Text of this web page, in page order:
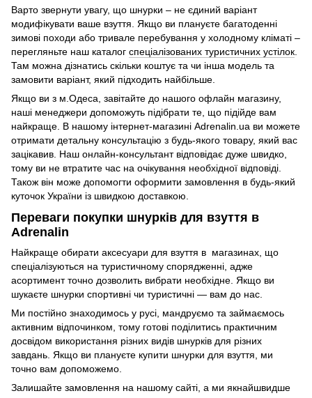
Варто звернути увагу, що шнурки – не єдиний варіант
модифікувати ваше взуття. Якщо ви плануєте багатоденні
зимові походи або тривале перебування у холодному кліматі –
перегляньте наш каталог спеціалізованих туристичних устілок
Там можна дізнатись скільки коштує та чи інша модель та
замовити варіант, який підходить найбільше.
Якщо ви з м.Одеса, завітайте до нашого офлайн магазину,
наші менеджери допоможуть підібрати те, що підійде вам
найкраще. В нашому інтернет-магазині Adrenalin.ua ви можете
отримати детальну консультацію з будь-якого товару, який вас
зацікавив. Наш онлайн-консультант відповідає дуже швидко,
тому ви не втратите час на очікування необхідної відповіді.
Також він може допомогти оформити замовлення в будь-який
куточок України із швидкою доставкою.
Переваги покупки шнурків для взуття в
Adrenalin
Найкраще обирати аксесуари для взуття в магазинах, що
спеціалізуються на туристичному спорядженні, адже
асортимент точно дозволить вибрати необхідне. Якщо ви
шукаєте шнурки спортивні чи туристичні — вам до нас.
Ми постійно знаходимось у русі, мандруємо та займаємось
активним відпочинком, тому готові поділитись практичним
досвідом використання різних видів шнурків для різних
завдань. Якщо ви плануєте купити шнурки для взуття, ми
точно вам допоможемо.
Залишайте замовлення на нашому сайті, а ми якнайшвидше